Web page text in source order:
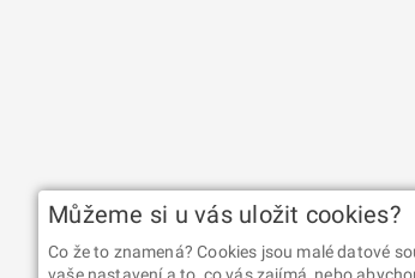
Můžeme si u vás uložit cookies?
Co že to znamená? Cookies jsou malé datové